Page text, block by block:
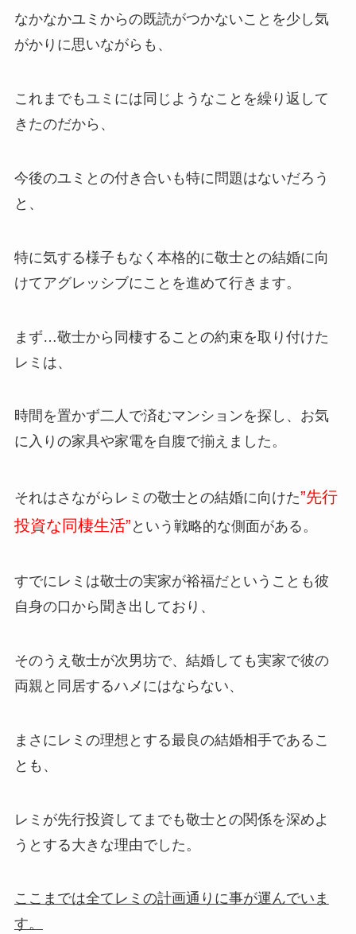
なかなかユミからの既読がつかないことを少し気
がかりに思いながらも、
これまでもユミには同じようなことを繰り返して
きたのだから、
今後のユミとの付き合いも特に問題はないだろう
と、
特に気する様子もなく本格的に敬士との結婚に向
けてアグレッシブにことを進めて行きます。
まず…敬士から同棲することの約束を取り付けた
レミは、
時間を置かず二人で済むマンションを探し、お気
に入りの家具や家電を自腹で揃えました。
それはさながらレミの敬士との結婚に向けた”先行
投資な同棲生活” という戦略的な側面がある。
すでにレミは敬士の実家が裕福だということも彼
自身の口から聞き出しており、
そのうえ敬士が次男坊で、結婚しても実家で彼の
両親と同居するハメにはならない、
まさにレミの理想とする最良の結婚相手であるこ
とも、
レミが先行投資してまでも敬士との関係を深めよ
うとする大きな理由でした。
ここまでは全てレミの計画通りに事が運んでいま
す。